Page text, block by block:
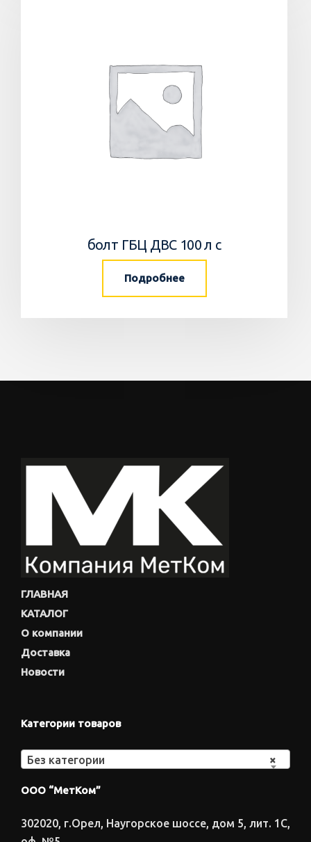
болт ГБЦ ДВС 100 л с
Подробнее
ГЛАВНАЯ
КАТАЛОГ
О компании
Доставка
Новости
Категории товаров
×
Без категории
ООО “МетКом”
302020, г.Орел, Наугорское шоссе, дом 5, лит. 1С,